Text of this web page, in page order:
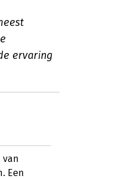
ervaring
van
Een